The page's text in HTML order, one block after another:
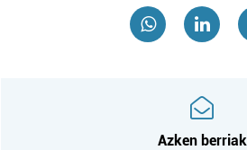
Azken berriak